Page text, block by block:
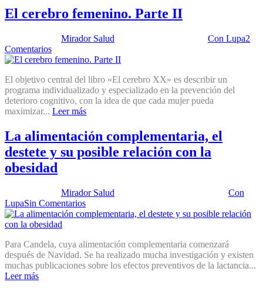
El cerebro femenino. Parte II
Mirador Salud Con Lupa2
Comentarios
El objetivo central del libro «El cerebro XX» es describir un
programa individualizado y especializado en la prevención del
deterioro cognitivo, con la idea de que cada mujer pueda
maximizar... Leer más
La alimentación complementaria, el
destete y su posible relación con la
obesidad
Mirador Salud
Con
LupaSin Comentarios
Para Candela, cuya alimentación complementaria comenzará
después de Navidad. Se ha realizado mucha investigación y existen
muchas publicaciones sobre los efectos preventivos de la lactancia...
Leer más